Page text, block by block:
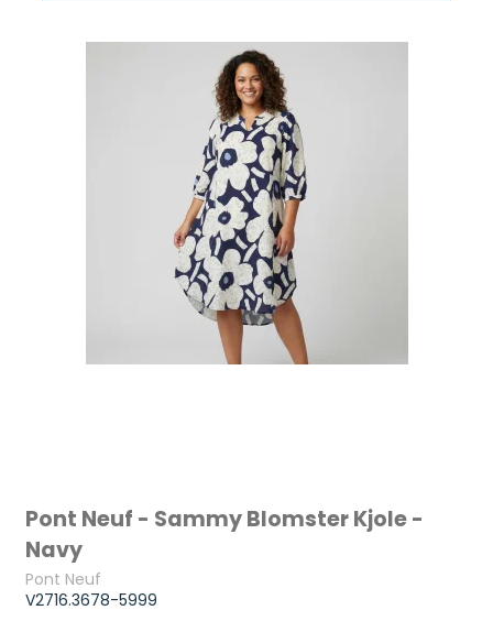
Pont Neuf - Sammy Blomster Kjole -
Navy
Pont Neuf
V2716.3678-5999